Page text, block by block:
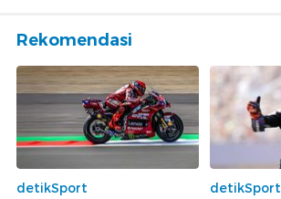
Rekomendasi
detikSport
detikSport